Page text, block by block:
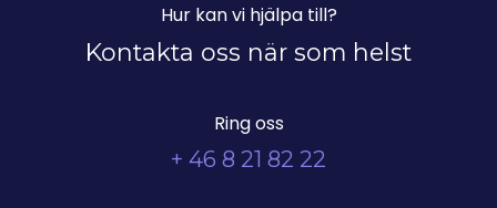
Hur kan vi hjälpa till?
Kontakta oss när som helst
Ring oss
+ 46 8 21 82 22